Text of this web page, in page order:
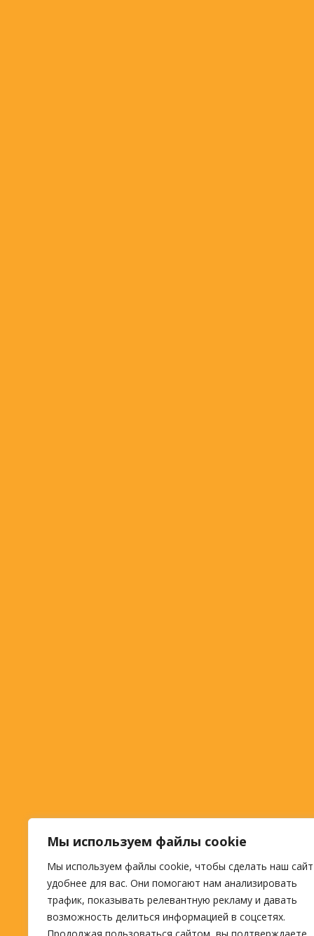
Мы используем файлы cookie
Мы используем файлы cookie, чтобы сделать наш сайт
удобнее для вас. Они помогают нам анализировать
трафик, показывать релевантную рекламу и давать
возможность делиться информацией в соцсетях.